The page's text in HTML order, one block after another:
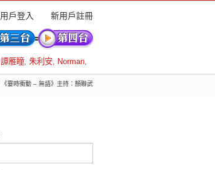
用戶登入 新用戶註冊
譚雁瞳, 朱利安, Norman,
《霎時衝動 – 無語》主持：顏聯武